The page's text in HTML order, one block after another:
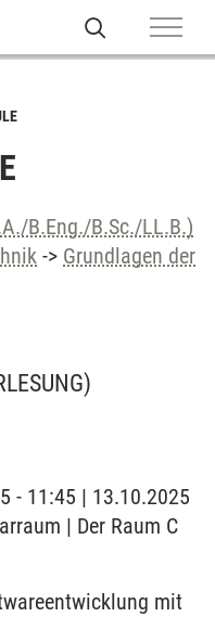
B.Eng./B.Sc./LL.B.)
-> Grundlagen der
- 11:45 | 13.10.2025
| Der Raum C
mit